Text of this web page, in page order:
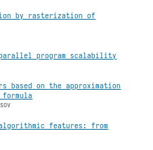
by rasterization of
parallel program scalability
based on the approximation
features: from